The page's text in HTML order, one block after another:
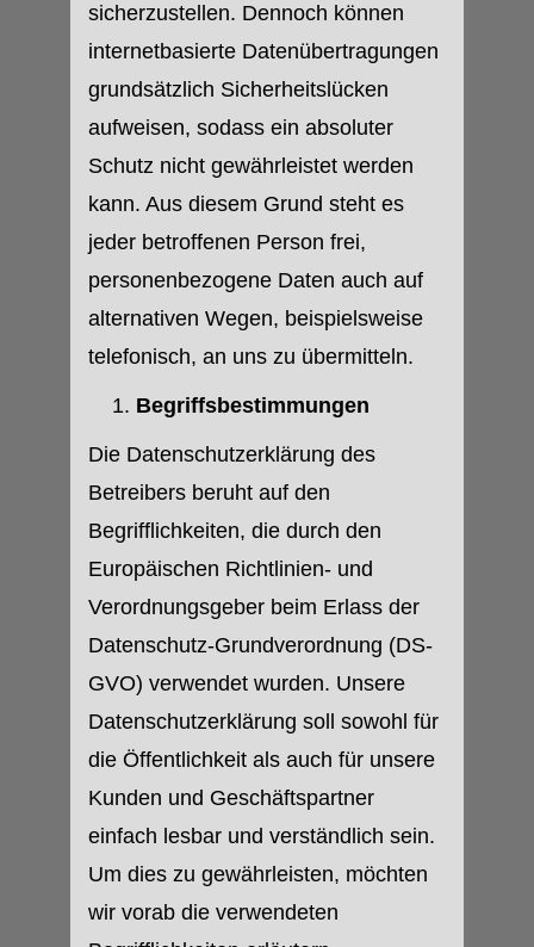
sicherzustellen. Dennoch können
internetbasierte Datenübertragungen
grundsätzlich Sicherheitslücken
aufweisen, sodass ein absoluter
Schutz nicht gewährleistet werden
kann. Aus diesem Grund steht es
jeder betroffenen Person frei,
personenbezogene Daten auch auf
alternativen Wegen, beispielsweise
telefonisch, an uns zu übermitteln.
Begriffsbestimmungen
Die Datenschutzerklärung des
Betreibers beruht auf den
Begrifflichkeiten, die durch den
Europäischen Richtlinien- und
Verordnungsgeber beim Erlass der
Datenschutz-Grundverordnung (DS-
GVO) verwendet wurden. Unsere
Datenschutzerklärung soll sowohl für
die Öffentlichkeit als auch für unsere
Kunden und Geschäftspartner
einfach lesbar und verständlich sein.
Um dies zu gewährleisten, möchten
wir vorab die verwendeten